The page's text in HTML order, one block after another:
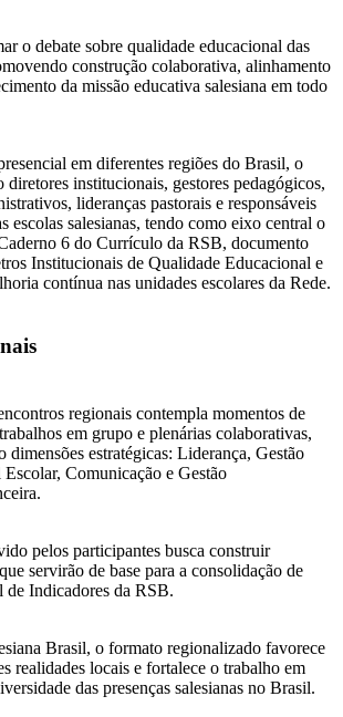
o debate sobre qualidade educacional das
construção colaborativa, alinhamento
da missão educativa salesiana em todo
em diferentes regiões do Brasil, o
diretores institucionais, gestores pedagógicos,
lideranças pastorais e responsáveis
escolas salesianas, tendo como eixo central o
6 do Currículo da RSB, documento
Institucionais de Qualidade Educacional e
contínua nas unidades escolares da Rede.
regionais contempla momentos de
em grupo e plenárias colaborativas,
dimensões estratégicas: Liderança, Gestão
Escolar, Comunicação e Gestão
pelos participantes busca construir
servirão de base para a consolidação de
Indicadores da RSB.
Brasil, o formato regionalizado favorece
realidades locais e fortalece o trabalho em
das presenças salesianas no Brasil.